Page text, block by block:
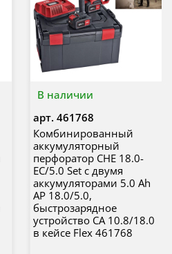
В наличии
арт. 461768
Комбинированный
аккумуляторный
перфоратор CHE 18.0-
EC/5.0 Set с двумя
аккумуляторами 5.0 Ah
AP 18.0/5.0,
быстрозарядное
устройство CA 10.8/18.0
в кейсе Flex 461768